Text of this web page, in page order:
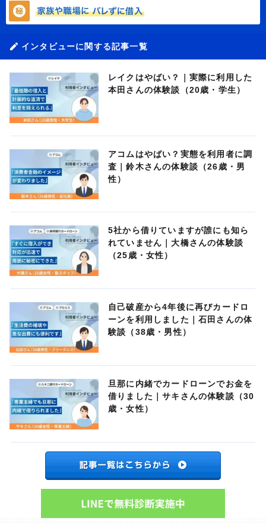
インタビューに関する記事一覧
レイクはやばい？｜実際に利用した
本田さんの体験談（20歳・学生）
アコムはやばい？実態を利用者に調
査｜鈴木さんの体験談（26歳・男
性）
5社から借りていますが誰にも知ら
れていません｜大橋さんの体験談
（25歳・女性）
自己破産から4年後に再びカードロ
ーンを利用しました｜石田さんの体
験談（38歳・男性）
旦那に内緒でカードローンでお金を
借りました｜サキさんの体験談（30
歳・女性）